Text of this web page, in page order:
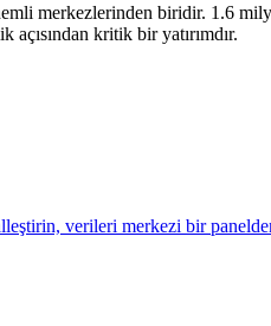
merkezlerinden biridir. 1.6
kritik bir yatırımdır.
verileri merkezi bir